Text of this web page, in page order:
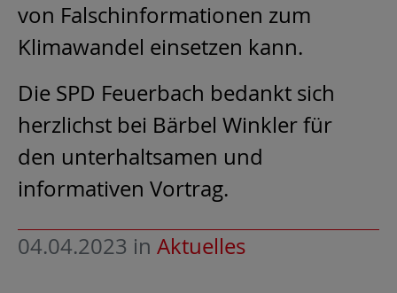
von Falschinformationen zum
Klimawandel einsetzen kann.
Die SPD Feuerbach bedankt sich
herzlichst bei Bärbel Winkler für
den unterhaltsamen und
informativen Vortrag.
04.04.2023 in Aktuelles